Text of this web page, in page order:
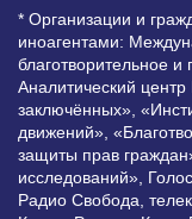
* Организации и
иноагентами:
благотворительное
Аналитический
заключённых»,
движений»,
защиты прав
исследований»,
Радио Свобода,